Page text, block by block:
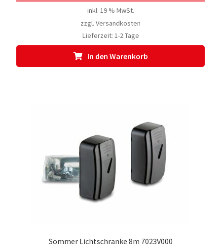
inkl. 19 % MwSt.
zzgl. Versandkosten
Lieferzeit: 1-2 Tage
In den Warenkorb
Sommer Lichtschranke 8m 7023V000